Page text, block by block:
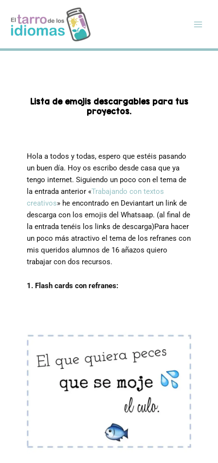
contenido
Lista de emojis descargables para tus
proyectos.
Hola a todos y todas, espero que estéis pasando
un buen día. Hoy os escribo desde casa que ya
tengo internet. Siguiendo un poco con el tema de
la entrada anterior «Trabajando con textos
creativos» he encontrado en Deviantart un link de
descarga con los emojis del Whatsaap. (al final de
la entrada tenéis los links de descarga)Para hacer
un poco más atractivo el tema de los refranes con
mis queridos alumnos de 16 añazos quiero
trabajar con dos recursos.
1. Flash cards con refranes: